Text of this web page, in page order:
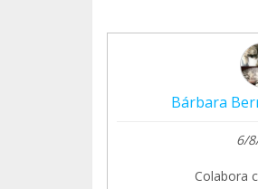
Bárbara
6/
Colabora